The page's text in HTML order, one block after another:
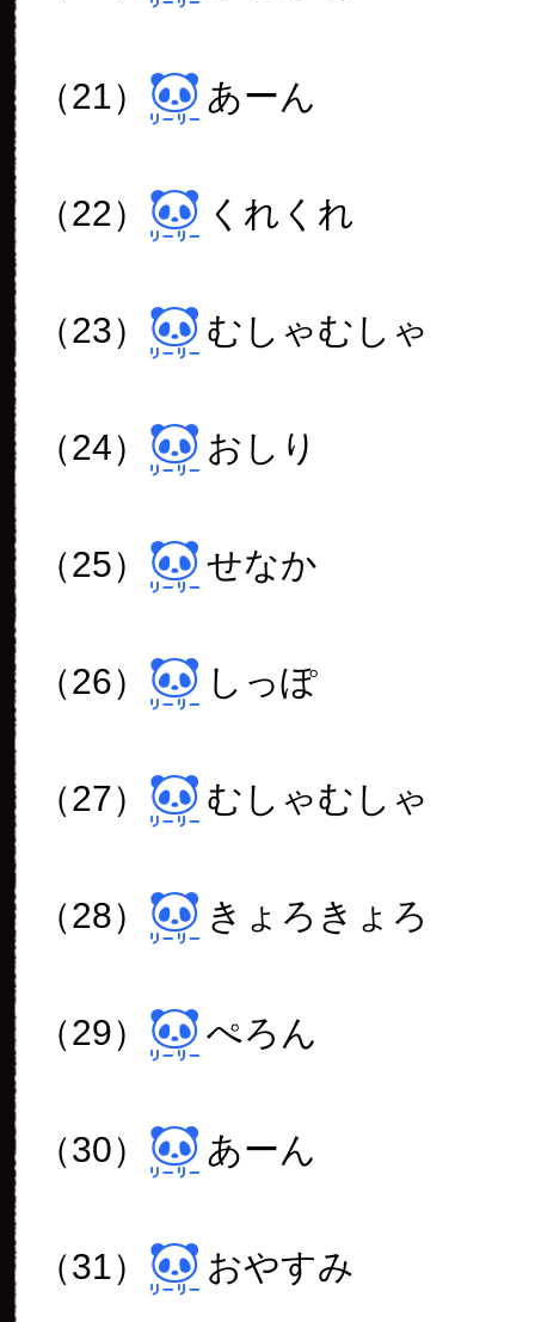
（21） あーん
（22） くれくれ
（23） むしゃむしゃ
（24） おしり
（25） せなか
（26） しっぽ
（27） むしゃむしゃ
（28） きょろきょろ
（29） ぺろん
（30） あーん
（31） おやすみ